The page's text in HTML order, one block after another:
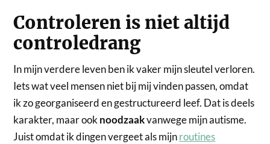
Controleren is niet altijd
controledrang
In mijn verdere leven ben ik vaker mijn sleutel verloren.
Iets wat veel mensen niet bij mij vinden passen, omdat
ik zo georganiseerd en gestructureerd leef. Dat is deels
karakter, maar ooknoodzaakvanwege mijn autisme.
Juist omdat ik dingen vergeet als mijnroutines